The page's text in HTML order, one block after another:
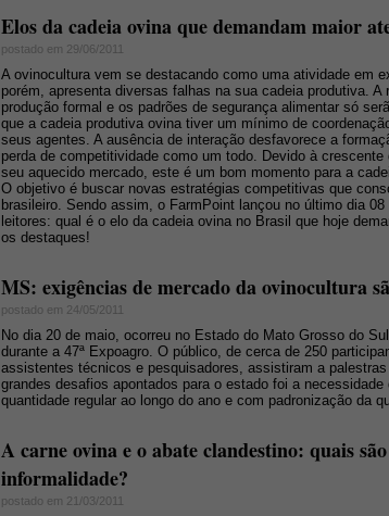
Elos da cadeia ovina que demandam maior
postado em 29/06/2011
A ovinocultura vem se destacando como uma atividade em
porém, apresenta diversas falhas na sua cadeia produtiva. A
produção formal e os padrões de segurança alimentar só
que a cadeia produtiva ovina tiver um mínimo de
seus agentes. A ausência de interação desfavorece a
perda de competitividade como um todo. Devido à
seu aquecido mercado, este é um bom momento para a
O objetivo é buscar novas estratégias competitivas que
brasileiro. Sendo assim, o FarmPoint lançou no último dia
leitores: qual é o elo da cadeia ovina no Brasil que hoje
os destaques!
MS: exigências de mercado da ovinocultura
postado em 24/05/2011
No dia 20 de maio, ocorreu no Estado do Mato Grosso do
durante a 47ª Expoagro. O público, de cerca de 250
assistentes técnicos e pesquisadores, assistiram a
grandes desafios apontados para o estado foi a
quantidade regular ao longo do ano e com padronização da
A carne ovina e o abate clandestino: quais
informalidade?
postado em 21/03/2011